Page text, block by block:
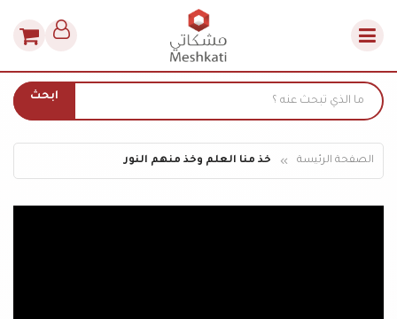
ابحث
الصفحة الرئيسة خذ منا العلم وخذ منهم النور